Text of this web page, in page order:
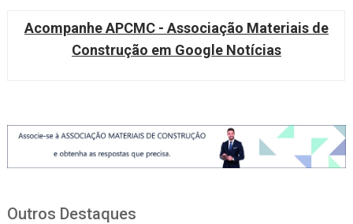
Acompanhe APCMC - Associação Materiais de
Construção em Google Notícias
Outros Destaques